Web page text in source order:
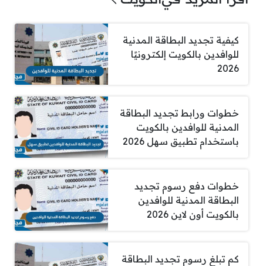
كيفية تجديد البطاقة المدنية
للوافدين بالكويت إلكترونيًا
2026
خطوات ورابط تجديد البطاقة
المدنية للوافدين بالكويت
باستخدام تطبيق سهل 2026
خطوات دفع رسوم تجديد
البطاقة المدنية للوافدين
بالكويت أون لاين 2026
كم تبلغ رسوم تجديد البطاقة